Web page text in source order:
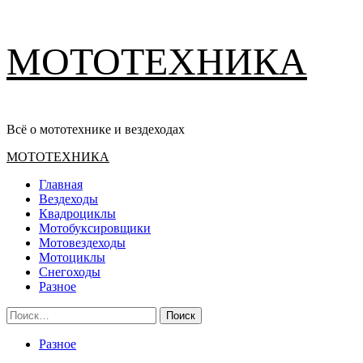
содержимому
МОТОТЕХНИКА
Всё о мототехнике и вездеходах
Основное
МОТОТЕХНИКА
Главная
Вездеходы
Квадроциклы
Мотобуксировщики
Мотовездеходы
Мотоциклы
Снегоходы
Разное
Найти:
Разное